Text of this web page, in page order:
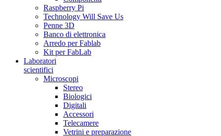
Raspberry Pi
Technology Will Save Us
Penne 3D
Banco di elettronica
Arredo per Fablab
Kit per FabLab
Laboratori
scientifici
Microscopi
Stereo
Biologici
Digitali
Accessori
Telecamere
Vetrini e preparazione